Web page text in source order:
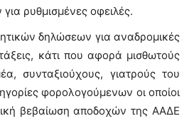
ρυθμισμένες οφειλές.
δηλώσεων για αναδρομικές
κάτι που αφορά μισθωτούς
συνταξιούχους, γιατρούς του
φορολογούμενων οι οποίοι
βεβαίωση αποδοχών της ΑΑΔΕ